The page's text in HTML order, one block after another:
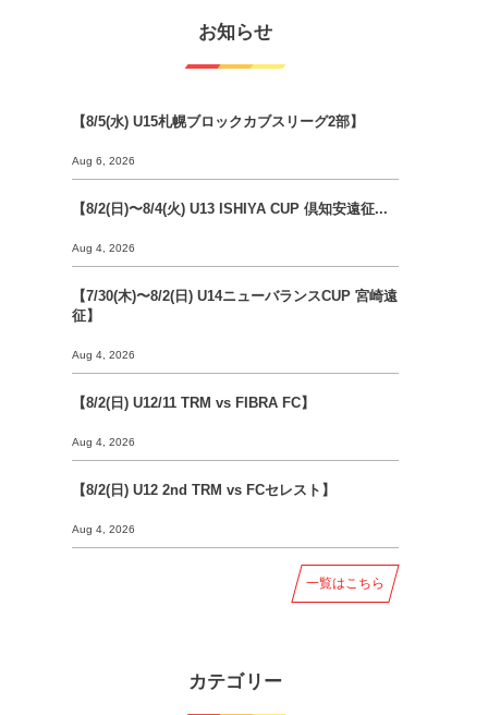
お知らせ
【8/5(水) U15札幌ブロックカブスリーグ2部】
Aug 6, 2026
【8/2(日)〜8/4(火) U13 ISHIYA CUP 倶知安遠征...
Aug 4, 2026
【7/30(木)〜8/2(日) U14ニューバランスCUP 宮崎遠
征】
Aug 4, 2026
【8/2(日) U12/11 TRM vs FIBRA FC】
Aug 4, 2026
【8/2(日) U12 2nd TRM vs FCセレスト】
Aug 4, 2026
一覧はこちら
カテゴリー